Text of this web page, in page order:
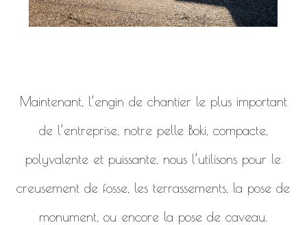
Maintenant, l’engin de chantier le plus important
de l’entreprise, notre pelle Boki, compacte,
polyvalente et puissante, nous l’utilisons pour le
creusement de fosse, les terrassements, la pose de
monument, ou encore la pose de caveau.